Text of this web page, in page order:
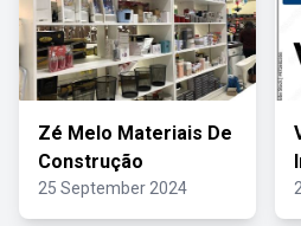
Zé Melo Materiais De
Construção
25 September 2024